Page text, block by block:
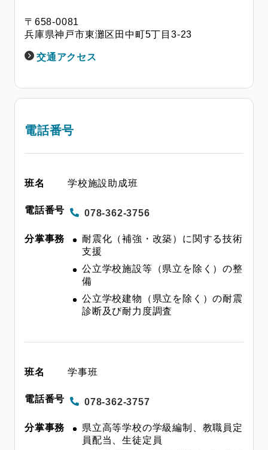
〒658-0081
兵庫県神戸市東灘区田中町5丁目3-23
交通アクセス
電話番号
学校施設助成班
078-362-3756
耐震化（補強・改築）に関する技術
支援
公立学校施設等（県立を除く）の整
備
公立学校建物（県立を除く）の耐震
診断及び耐力度調査
学事班
078-362-3757
県立高等学校の学級編制、教職員定
員配当、生徒定員